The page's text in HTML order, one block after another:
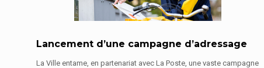
Lancement d’une campagne d’adressage
La Ville entame, en partenariat avec La Poste, une vaste campagne